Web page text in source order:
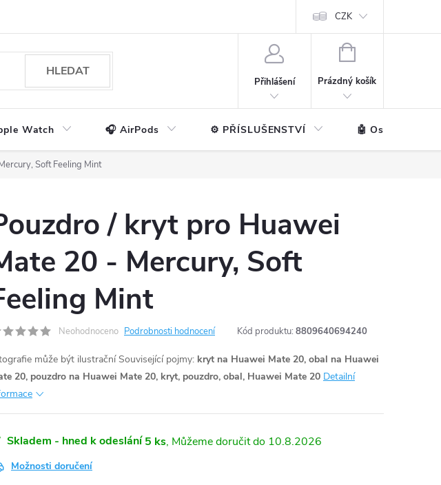
CZK
HLEDAT
Přihlášení
NÁKUPNÍ
Prázdný košík
Watch 🎧 AirPods ⚙️ PŘÍSLUŠENSTVÍ 🤖 Ostatní
Soft Feeling Mint
/ kryt pro Huawei
20 - Mercury, Soft
Mint
Neohodnoceno Podrobnosti hodnocení Kód produktu: 8809640694240
může být ilustrační Související pojmy: kryt na Huawei Mate 20, obal na Huawei
20, pouzdro na Huawei Mate 20, kryt, pouzdro, obal, Huawei Mate 20 Detailní
Skladem - hned k odeslání 5 ks 10.8.2026
Možnosti doručení